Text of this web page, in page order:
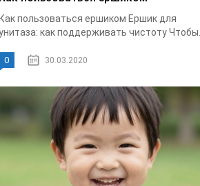
Как пользоваться ершиком Ершик для
как поддерживать чистоту Чтобы...
0 30.03.2020